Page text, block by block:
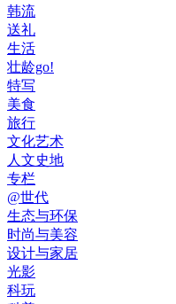
韩流
送礼
生活
壮龄go!
特写
美食
旅行
文化艺术
人文史地
专栏
@世代
生态与环保
时尚与美容
设计与家居
光影
科玩